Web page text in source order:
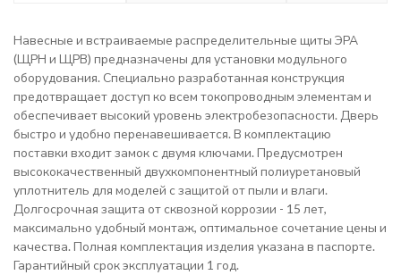
Навесные и встраиваемые распределительные щиты ЭРА
(ЩРН и ЩРВ) предназначены для установки модульного
оборудования. Специально разработанная конструкция
предотвращает доступ ко всем токопроводным элементам и
обеспечивает высокий уровень электробезопасности. Дверь
быстро и удобно перенавешивается. В комплектацию
поставки входит замок с двумя ключами. Предусмотрен
высококачественный двухкомпонентный полиуретановый
уплотнитель для моделей с защитой от пыли и влаги.
Долгосрочная защита от сквозной коррозии - 15 лет,
максимально удобный монтаж, оптимальное сочетание цены и
качества. Полная комплектация изделия указана в паспорте.
Гарантийный срок эксплуатации 1 год.